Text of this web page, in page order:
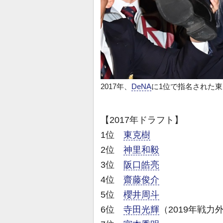
2017年、 DeNAに1位で指名された東
【2017年ドラフト】
1位 東克樹
2位 神里和毅
3位 阪口皓亮
4位 齋藤俊介
5位 櫻井周斗
6位 寺田光輝 （2019年戦力